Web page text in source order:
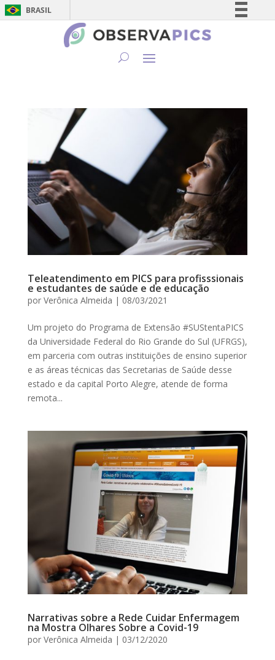
BRASIL
Simplifique!
Teleatendimento em PICS para profisssionais
e estudantes de saúde e de educação
por Verônica Almeida | 08/03/2021
Um projeto do Programa de Extensão #SUStentaPICS
da Universidade Federal do Rio Grande do Sul (UFRGS),
em parceria com outras instituições de ensino superior
e as áreas técnicas das Secretarias de Saúde desse
estado e da capital Porto Alegre, atende de forma
remota...
Narrativas sobre a Rede Cuidar Enfermagem
na Mostra Olhares Sobre a Covid-19
por Verônica Almeida | 03/12/2020